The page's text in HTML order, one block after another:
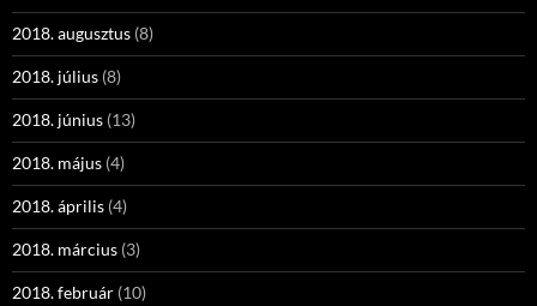
2018. augusztus (8)
2018. július (8)
2018. június (13)
2018. május (4)
2018. április (4)
2018. március (3)
2018. február (10)